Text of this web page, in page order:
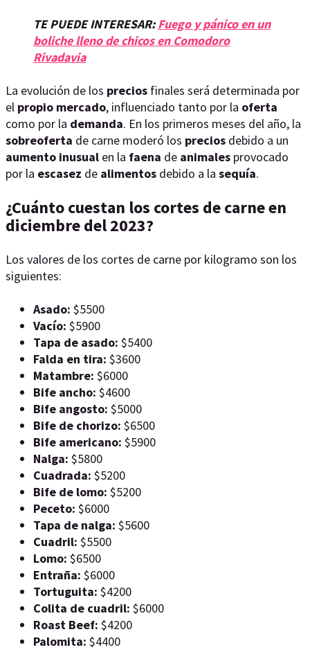
TE PUEDE INTERESAR:Fuego y pánico en un
boliche lleno de chicos en Comodoro
Rivadavia
La evolución de los precios finales será determinada por
el propio mercado, influenciado tanto por la oferta
como por la demanda. En los primeros meses del año, la
sobreoferta de carne moderó los precios debido a un
aumento inusual en la faena de animales provocado
por la escasez de alimentos debido a la sequía.
¿Cuánto cuestan los cortes de carne en
diciembre del 2023?
Los valores de los cortes de carne por kilogramo son los
siguientes:
Asado: $5500
Vacío: $5900
Tapa de asado: $5400
Falda en tira: $3600
Matambre: $6000
Bife ancho: $4600
Bife angosto: $5000
Bife de chorizo: $6500
Bife americano: $5900
Nalga: $5800
Cuadrada: $5200
Bife de lomo: $5200
Peceto: $6000
Tapa de nalga: $5600
Cuadril: $5500
Lomo: $6500
Entraña: $6000
Tortuguita: $4200
Colita de cuadril: $6000
Roast Beef: $4200
Palomita: $4400